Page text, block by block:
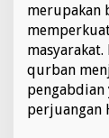
merupakan
qurban
perjuangan